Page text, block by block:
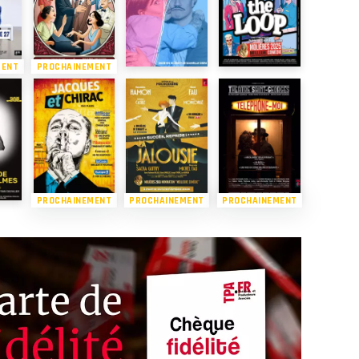
PROCHAINEMENT
PROCHAINEMENT PROCHAINEMENT PROCHAINEMENT